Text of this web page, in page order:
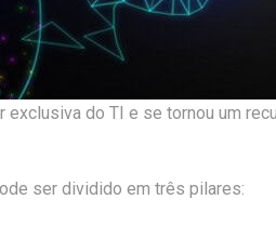
do TI e se tornou um
ser dividido em três pilares: